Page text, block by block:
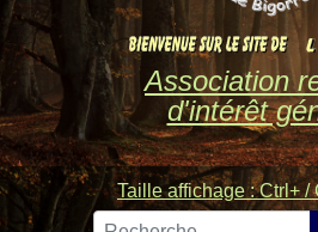
Association
d'intérêt
Taille affichage : Ctrl+ /
Rechercher